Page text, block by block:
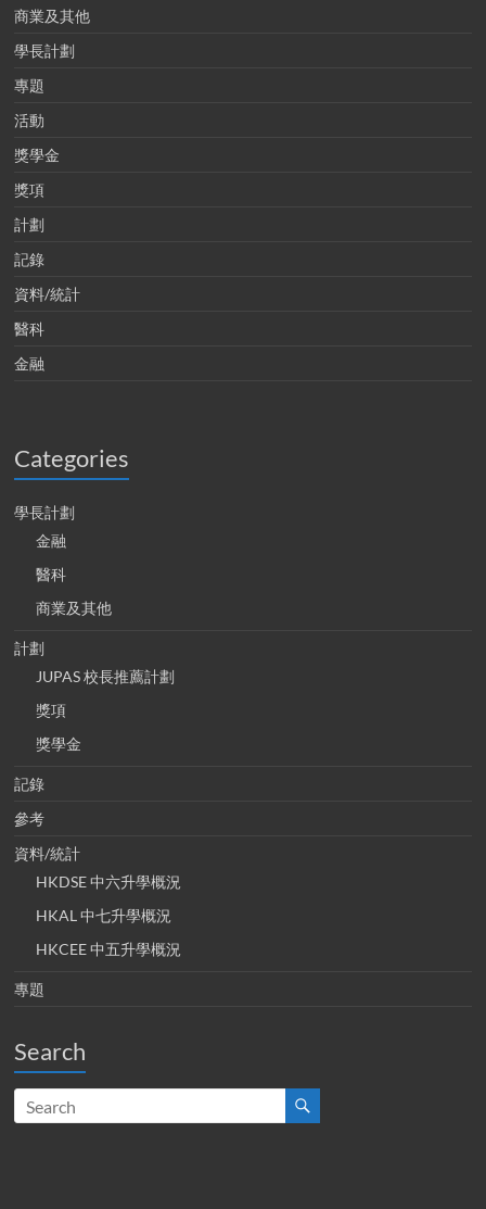
商業及其他
學長計劃
專題
活動
獎學金
獎項
計劃
記錄
資料/統計
醫科
金融
Categories
學長計劃
金融
醫科
商業及其他
計劃
JUPAS 校長推薦計劃
獎項
獎學金
記錄
參考
資料/統計
HKDSE 中六升學概況
HKAL 中七升學概況
HKCEE 中五升學概況
專題
Search